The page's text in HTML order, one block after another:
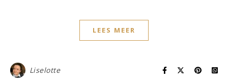
LEES MEER
Liselotte